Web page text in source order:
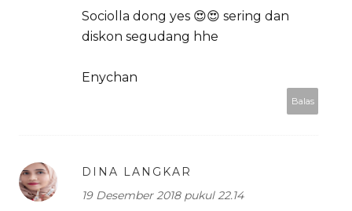
Sociolla dong yes 😍😍 sering dan
diskon segudang hhe
Enychan
Balas
DINA LANGKAR
19 Desember 2018 pukul 22.14